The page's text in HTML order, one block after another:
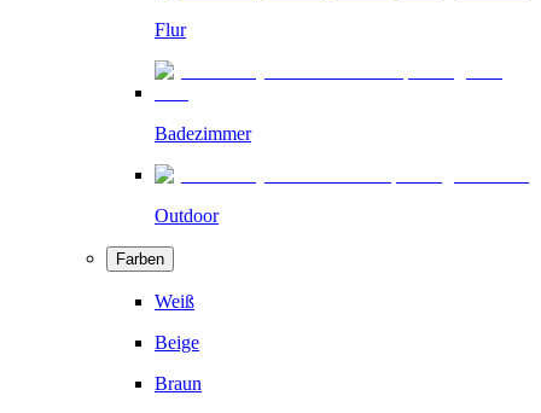
Flur
Badezimmer
Outdoor
Farben
Weiß
Beige
Braun